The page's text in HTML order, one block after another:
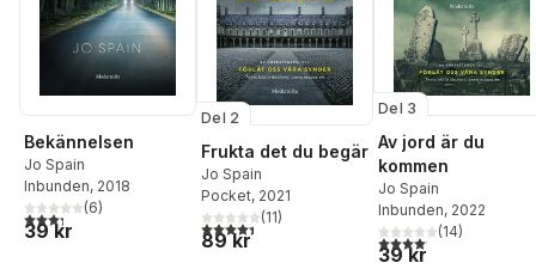
Bekännelsen
Jo Spain
Inbunden, 2018
3,3utav 5 stjärnor. Totalt antal röster:
(6)
39 kr
Del 2
Frukta det du begär
Jo Spain
Pocket, 2021
4,4utav 5 stjärnor. Totalt antal röster:
(11)
89 kr
Del 3
Av jord är du
kommen
Jo Spain
Inbunden, 2022
4,1utav 5 stjärnor.
(14)
39 kr